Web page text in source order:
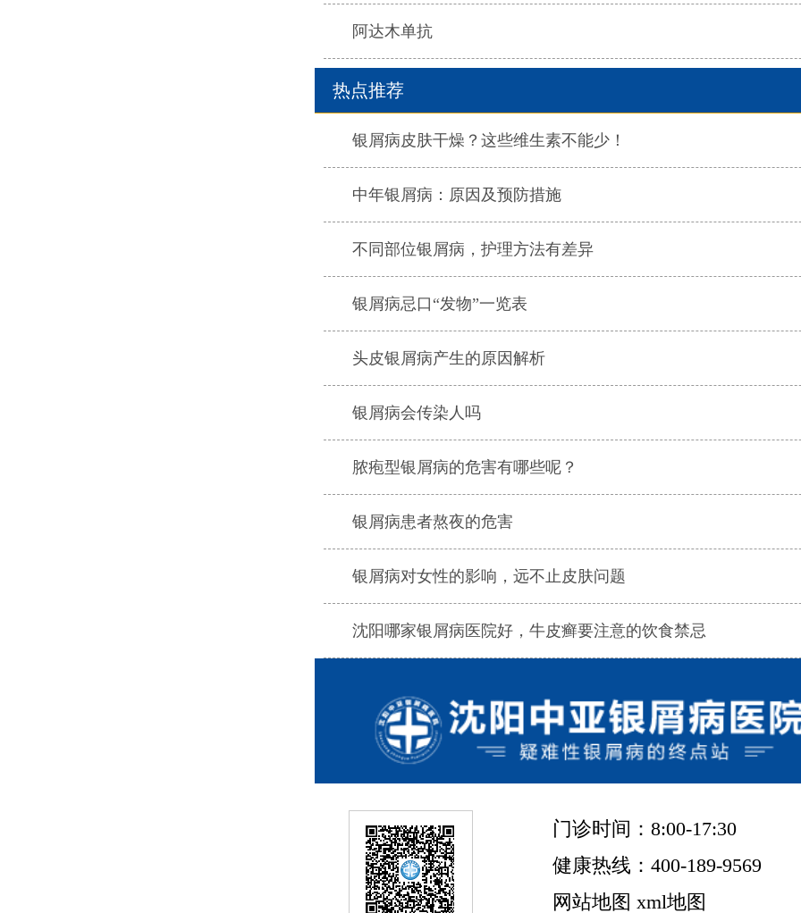
阿达木单抗
热点推荐
银屑病皮肤干燥？这些维生素不能少！
中年银屑病：原因及预防措施
不同部位银屑病，护理方法有差异
银屑病忌口“发物”一览表
头皮银屑病产生的原因解析
银屑病会传染人吗
脓疱型银屑病的危害有哪些呢？
银屑病患者熬夜的危害
银屑病对女性的影响，远不止皮肤问题
沈阳哪家银屑病医院好，牛皮癣要注意的饮食禁忌
门诊时间：8:00-17:30
健康热线：400-189-9569
网站地图 xml地图